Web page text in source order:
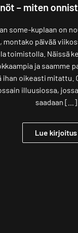
– miten
some-kuplaan on
päivää
toimistolla. Näissä
ja saamme
ihan oikeasti mitattu.
illuusiossa,
saadaan […]
Lue kirjoitus